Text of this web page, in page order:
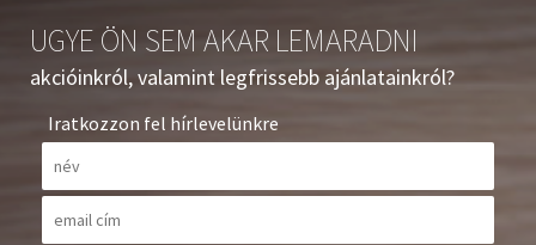
UGYE ÖN SEM AKAR LEMARADNI
akcióinkról, valamint legfrissebb ajánlatainkról?
Iratkozzon fel hírlevelünkre